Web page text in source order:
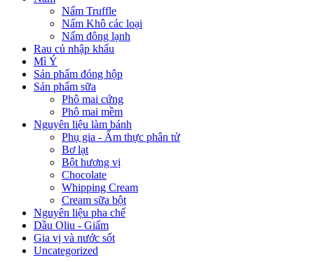
Nấm Truffle
Nấm Khô các loại
Nấm đông lạnh
Rau củ nhập khẩu
Mì Ý
Sản phẩm đóng hộp
Sản phẩm sữa
Phô mai cứng
Phô mai mềm
Nguyên liệu làm bánh
Phụ gia - Ẩm thực phân tử
Bơ lạt
Bột hương vị
Chocolate
Whipping Cream
Cream sữa bột
Nguyên liệu pha chế
Dầu Oliu - Giấm
Gia vị và nước sốt
Uncategorized